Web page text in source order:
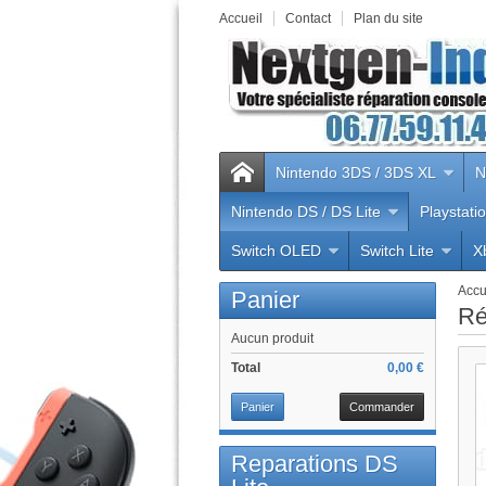
Accueil Contact Plan du site
Nintendo 3DS / 3DS XL
Nintendo DS / DS Lite
Switch OLED Switch Lite
Panier
Aucun produit
0,00 €
Total
Panier Commander
Reparations DS